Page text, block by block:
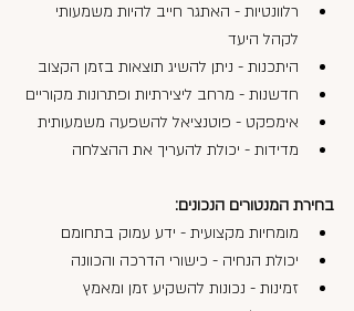
רלוונטיות - האתגר חייב להיות משמעותי
לקהל היעד
היתכנות - ניתן להשיג תוצאות בזמן הקצוב
חדשנות - מרחב ליצירתיות ופתרונות מקוריים
אימפקט - פוטנציאל להשפעה משמעותית
מדידות - יכולת להעריך את ההצלחה
בחירת המנטורים הנכונים:
מומחיות מקצועית - ידע עמוק בתחומם
יכולת הנחיה - כישורי הדרכה והכוונה
זמינות - נכונות להשקיע זמן ומאמץ